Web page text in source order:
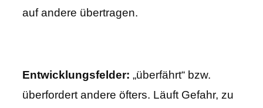
auf andere übertragen.
Entwicklungsfelder: „überfährt“ bzw.
überfordert andere öfters. Läuft Gefahr, zu